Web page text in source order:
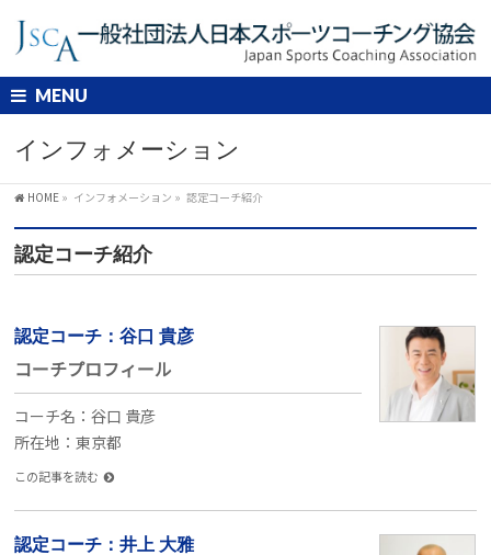
MENU
インフォメーション
HOME » インフォメーション » 認定コーチ紹介
認定コーチ紹介
認定コーチ：谷口 貴彦
コーチプロフィール
コーチ名：谷口 貴彦
所在地：東京都
この記事を読む
認定コーチ：井上 大雅